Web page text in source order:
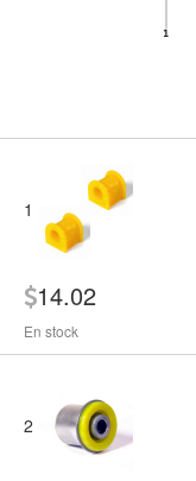
1
14.02
En stock
2